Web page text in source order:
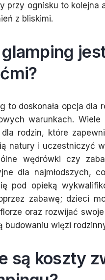
przy ognisku to kolejna
z bliskimi.
to doskonała opcja dla
warunkach.
dla rodzin, które
natury i uczestniczyć
wędrówki czy
dla najmłodszych,
pod opieką
zabawę; dzieci
oraz rozwijać
budowaniu więzi
są koszty